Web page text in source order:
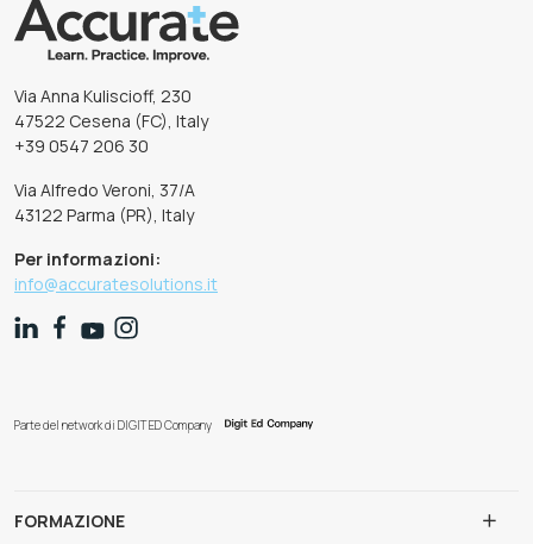
Via Anna Kuliscioff, 230
47522 Cesena (FC), Italy
+39 0547 206 30
Via Alfredo Veroni, 37/A
43122 Parma (PR), Italy
Per informazioni:
info@accuratesolutions.it
Parte del network di DIGIT ED Company
FORMAZIONE